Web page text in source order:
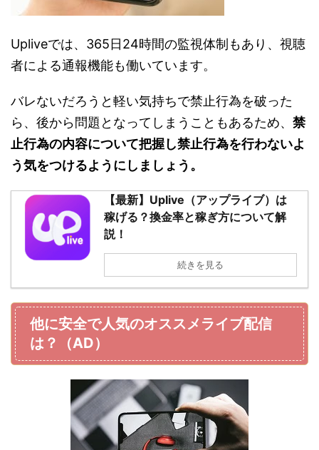
Upliveでは、365日24時間の監視体制もあり、視聴
者による通報機能も働いています。
バレないだろうと軽い気持ちで禁止行為を破った
ら、後から問題となってしまうこともあるため、 禁
止行為の内容について把握し禁止行為を行わないよ
う気をつけるようにしましょう。
【最新】Uplive（アップライブ）は
稼げる？換金率と稼ぎ方について解
説！
続きを見る
他に安全で人気のオススメライブ配信
は？（AD）